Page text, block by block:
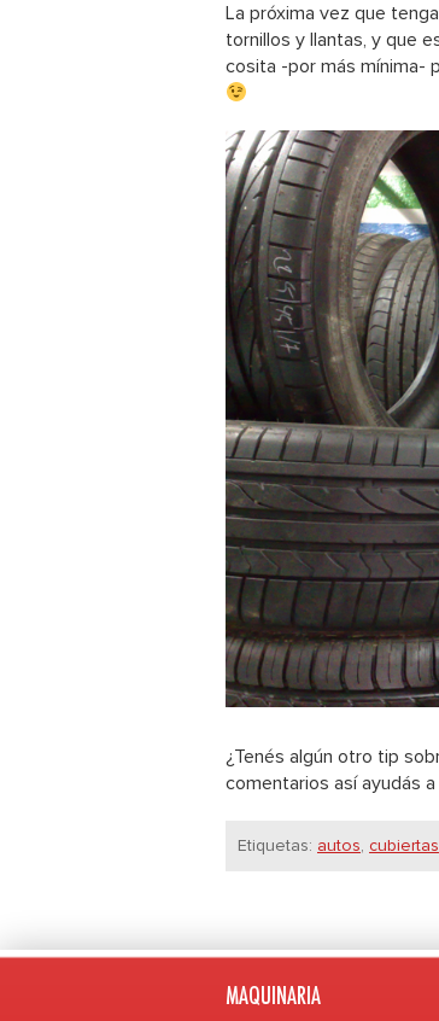
La próxima vez que
tornillos y llantas, y que
cosita -por más mínima-
¿Tenés algún otro tip
comentarios así ayudás
Etiquetas: autos, cubiertas
MAQUINARIA